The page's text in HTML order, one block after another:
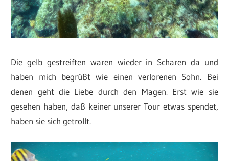
Die gelb gestreiften waren wieder in Scharen da und
haben mich begrüßt wie einen verlorenen Sohn. Bei
denen geht die Liebe durch den Magen. Erst wie sie
gesehen haben, daß keiner unserer Tour etwas spendet,
haben sie sich getrollt.